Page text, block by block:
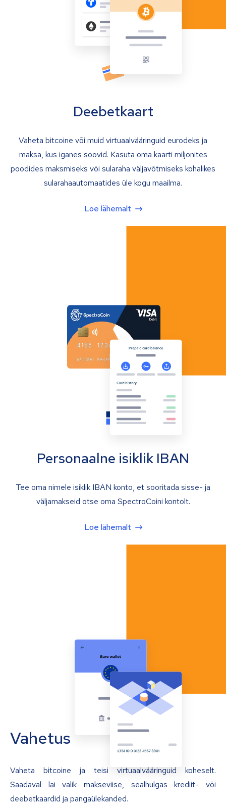
Deebetkaart
Vaheta bitcoine või muid virtuaalvääringuid eurodeks ja
maksa, kus iganes soovid. Kasuta oma kaarti miljonites
poodides maksmiseks või sularaha väljavõtmiseks kohalikes
sularahaautomaatides üle kogu maailma.
Loe lähemalt
Personaalne isiklik IBAN
Tee oma nimele isiklik IBAN konto, et sooritada sisse- ja
väljamakseid otse oma SpectroCoini kontolt.
Loe lähemalt
Vahetus
Vaheta bitcoine ja teisi virtuaalvääringuid koheselt.
Saadaval lai valik makseviise, sealhulgas krediit- või
deebetkaardid ja pangaülekanded.